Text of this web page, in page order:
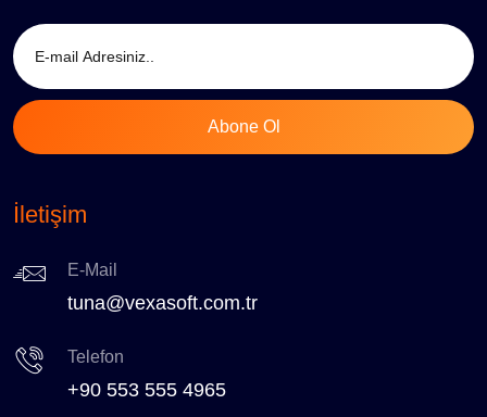
İletişim
E-Mail
tuna@vexasoft.com.tr
Telefon
+90 553 555 4965